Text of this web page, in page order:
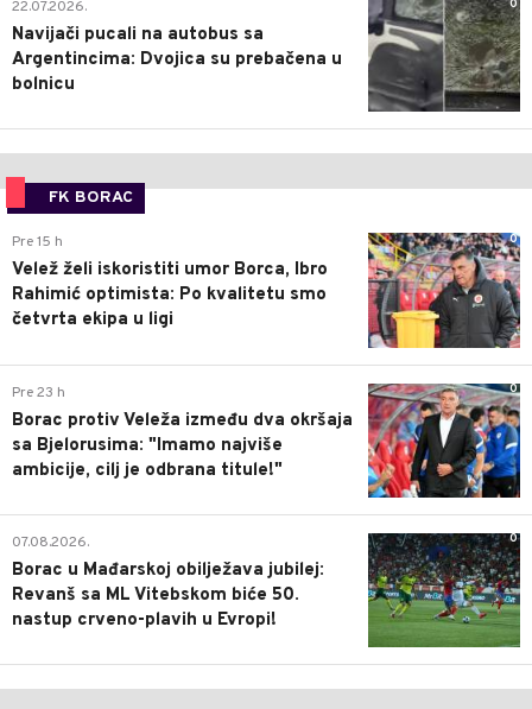
0
22.07.2026.
Navijači pucali na autobus sa
Argentincima: Dvojica su prebačena u
bolnicu
FK BORAC
0
Pre 15 h
Velež želi iskoristiti umor Borca, Ibro
Rahimić optimista: Po kvalitetu smo
četvrta ekipa u ligi
0
Pre 23 h
Borac protiv Veleža između dva okršaja
sa Bjelorusima: "Imamo najviše
ambicije, cilj je odbrana titule!"
0
07.08.2026.
Borac u Mađarskoj obilježava jubilej:
Revanš sa ML Vitebskom biće 50.
nastup crveno-plavih u Evropi!